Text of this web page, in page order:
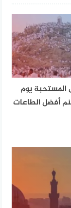
المستحبة يوم
أفضل الطاعات